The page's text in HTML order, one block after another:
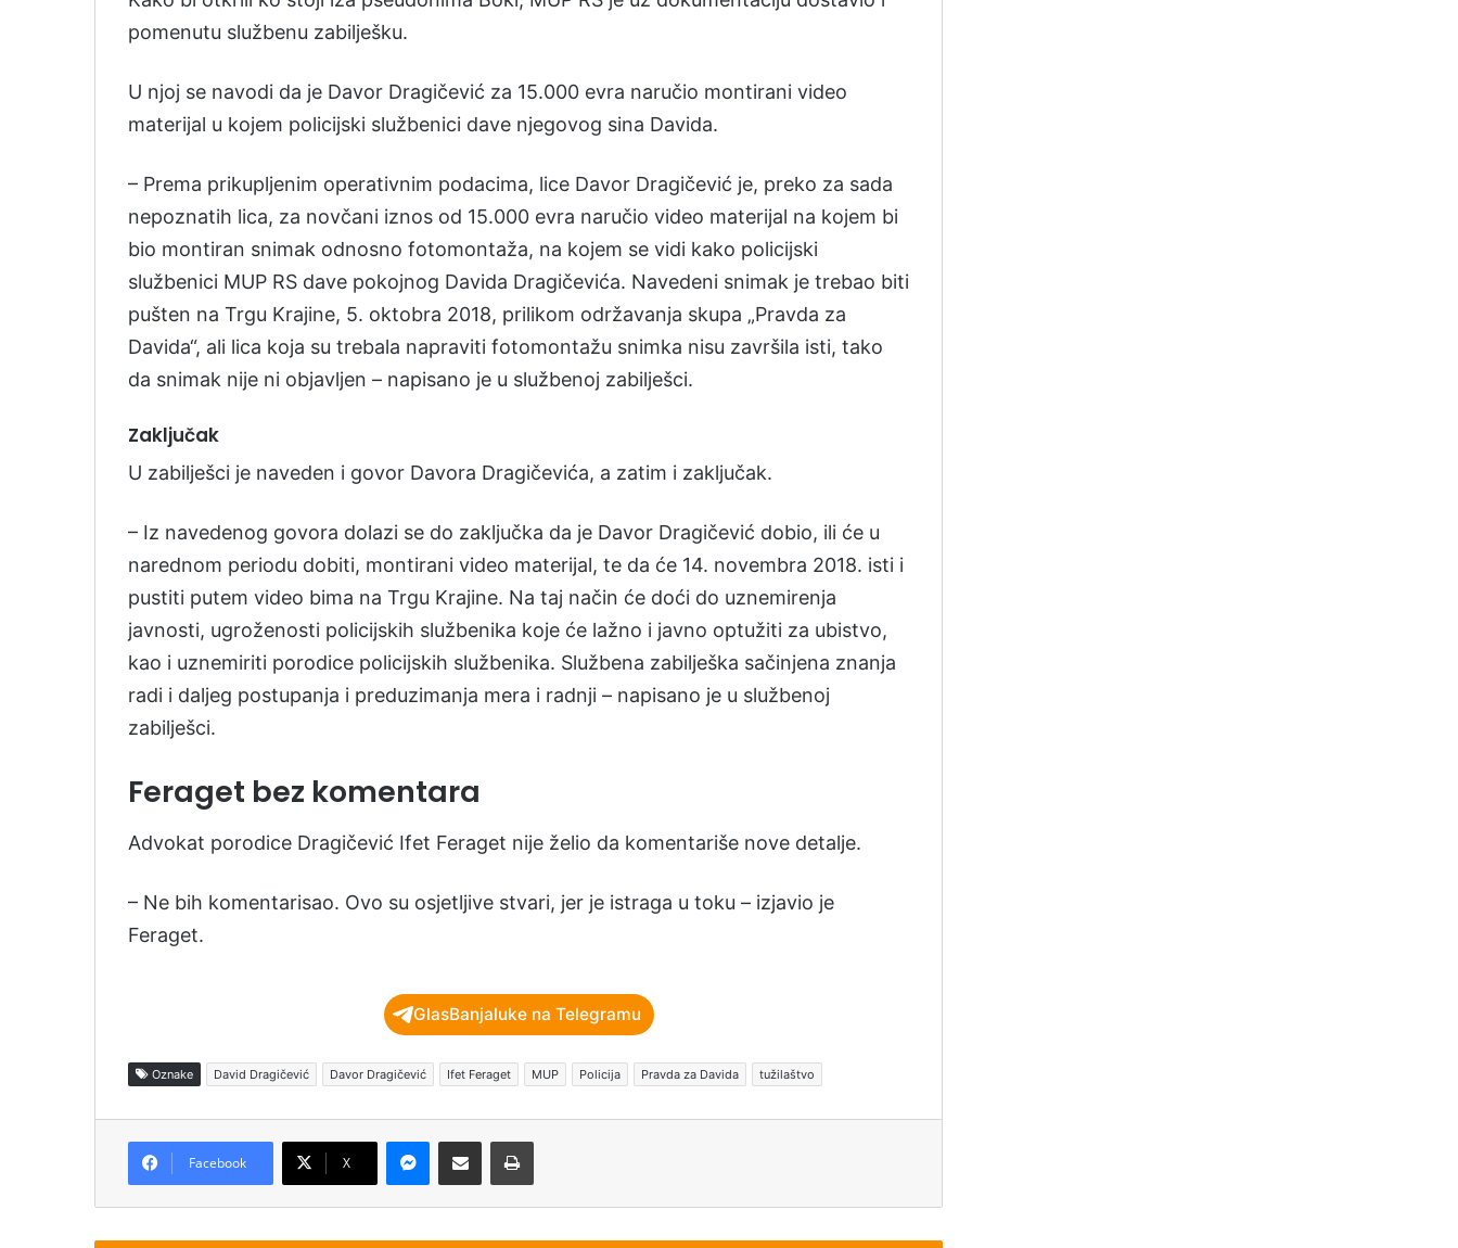
pomenutu službenu zabilješku.
U njoj se navodi da je Davor Dragičević za 15.000 evra naručio montirani video
materijal u kojem policijski službenici dave njegovog sina Davida.
– Prema prikupljenim operativnim podacima, lice Davor Dragičević je, preko za sada
nepoznatih lica, za novčani iznos od 15.000 evra naručio video materijal na kojem bi
bio montiran snimak odnosno fotomontaža, na kojem se vidi kako policijski
službenici MUP RS dave pokojnog Davida Dragičevića. Navedeni snimak je trebao biti
pušten na Trgu Krajine, 5. oktobra 2018, prilikom održavanja skupa „Pravda za
Davida“, ali lica koja su trebala napraviti fotomontažu snimka nisu završila isti, tako
da snimak nije ni objavljen – napisano je u službenoj zabilješci.
Zaključak
U zabilješci je naveden i govor Davora Dragičevića, a zatim i zaključak.
– Iz navedenog govora dolazi se do zaključka da je Davor Dragičević dobio, ili će u
narednom periodu dobiti, montirani video materijal, te da će 14. novembra 2018. isti i
pustiti putem video bima na Trgu Krajine. Na taj način će doći do uznemirenja
javnosti, ugroženosti policijskih službenika koje će lažno i javno optužiti za ubistvo,
kao i uznemiriti porodice policijskih službenika. Službena zabilješka sačinjena znanja
radi i daljeg postupanja i preduzimanja mera i radnji – napisano je u službenoj
zabilješci.
Feraget bez komentara
Advokat porodice Dragičević Ifet Feraget nije želio da komentariše nove detalje.
– Ne bih komentarisao. Ovo su osjetljive stvari, jer je istraga u toku – izjavio je
Feraget.
GlasBanjaluke na Telegramu
Oznake David Dragičević Davor Dragičević Ifet Feraget MUP Policija Pravda za Davida tužilaštvo
Facebook X